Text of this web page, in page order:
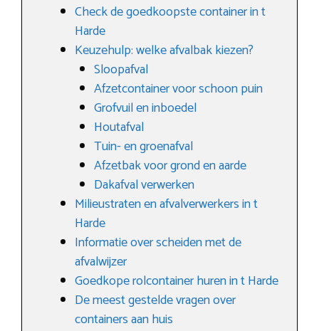
Check de goedkoopste container in t
Harde
Keuzehulp: welke afvalbak kiezen?
Sloopafval
Afzetcontainer voor schoon puin
Grofvuil en inboedel
Houtafval
Tuin- en groenafval
Afzetbak voor grond en aarde
Dakafval verwerken
Milieustraten en afvalverwerkers in t
Harde
Informatie over scheiden met de
afvalwijzer
Goedkope rolcontainer huren in t Harde
De meest gestelde vragen over
containers aan huis